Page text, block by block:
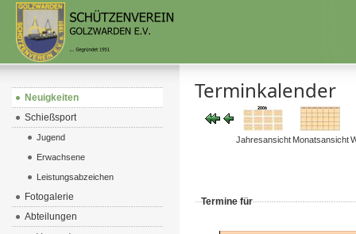
Terminkalender
Jahresansicht Monatsansicht
Termine für
Neuigkeiten
Schießsport
Jugend
Erwachsene
Leistungsabzeichen
Fotogalerie
Abteilungen